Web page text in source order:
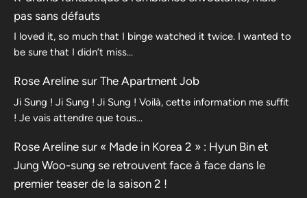
pas sans défauts
I loved it, so much that I binge watched it twice. I wanted to
be sure that I didn’t miss…
Rose Areline sur The Apartment Job
Ji Sung ! Ji Sung ! Ji Sung ! Voilà, cette information me suffit
! Je vais attendre que tous…
Rose Areline sur « Made in Korea 2 » : Hyun Bin et
Jung Woo-sung se retrouvent face à face dans le
premier teaser de la saison 2 !